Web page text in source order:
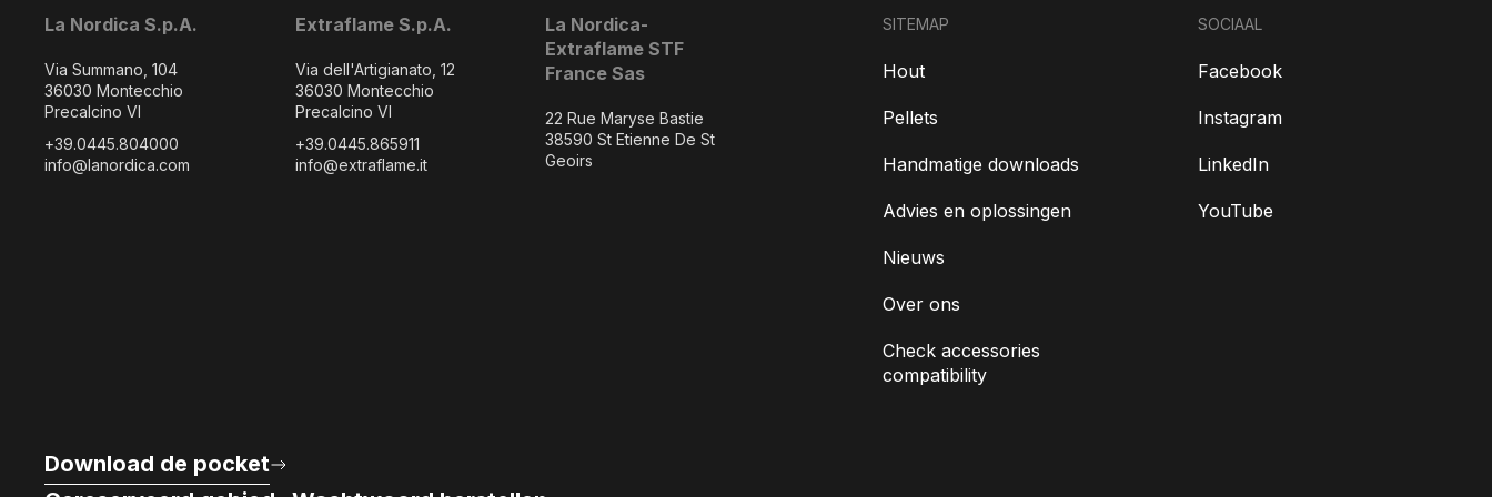
La Nordica S.p.A.
Via Summano, 104
36030 Montecchio
Precalcino VI
+39.0445.804000
info@lanordica.com
Extraflame S.p.A.
Via dell'Artigianato, 12
36030 Montecchio
Precalcino VI
+39.0445.865911
info@extraflame.it
La Nordica-
Extraflame STF
France Sas
22 Rue Maryse Bastie
38590 St Etienne De St
Geoirs
Download de pocket
SITEMAP
Hout
Pellets
Handmatige downloads
Advies en oplossingen
Nieuws
Over ons
Check accessories
compatibility
SOCIAAL
Facebook
Instagram
LinkedIn
YouTube